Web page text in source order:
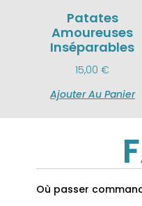
Patates
Amoureuses
Inséparables
15,00€
Ajouter Au Panier
Où passer